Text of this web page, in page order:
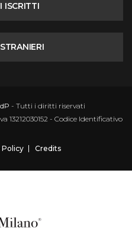
ISCRITTI
- Tutti i diritti riservati
13212030152 - Codice Identificativo
Policy Credits